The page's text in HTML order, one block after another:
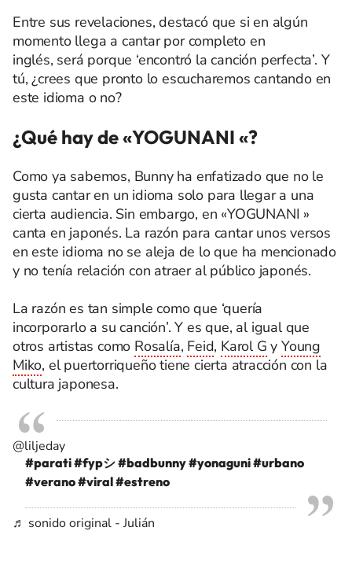
Entre sus revelaciones, destacó que si en algún
momento llega a cantar por completo en
inglés, será porque ‘encontró la canción perfecta’. Y
tú, ¿crees que pronto lo escucharemos cantando en
este idioma o no?
¿Qué hay de «YOGUNANI «?
Como ya sabemos, Bunny ha enfatizado que no le
gusta cantar en un idioma solo para llegar a una
cierta audiencia. Sin embargo, en «YOGUNANI »
canta en japonés. La razón para cantar unos versos
en este idioma no se aleja de lo que ha mencionado
y no tenía relación con atraer al público japonés.
La razón es tan simple como que ‘quería
incorporarlo a su canción’. Y es que, al igual que
otros artistas como Rosalía, Feid, Karol G yYoung
Miko, el puertorriqueño tiene cierta atracción con la
cultura japonesa.
@liljeday
#parati#fypシ#badbunny#yonaguni#urbano
#verano#viral#estreno
♬ sonido original - Julián